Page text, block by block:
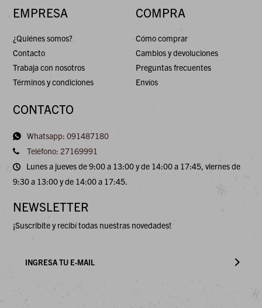
EMPRESA
¿Quiénes somos?
Contacto
Trabaja con nosotros
Términos y condiciones
COMPRA
Cómo comprar
Cambios y devoluciones
Preguntas frecuentes
Envíos
CONTACTO
Whatsapp: 091487180
Teléfono: 27169991
Lunes a jueves de 9:00 a 13:00 y de 14:00 a 17:45, viernes de
9:30 a 13:00 y de 14:00 a 17:45.
NEWSLETTER
¡Suscribite y recibí todas nuestras novedades!